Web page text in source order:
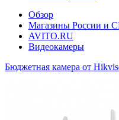
Обзор
Магазины России и
AVITO.RU
Видеокамеры
Бюджетная камера от